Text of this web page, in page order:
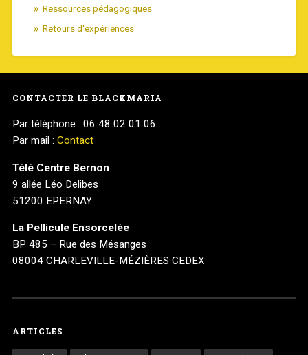
Ressources pédagogiques
Retours d'expériences
CONTACTER LE BLACKMARIA
Par téléphone : 06 48 02 01 06
Par mail : Contact
Télé Centre Bernon
9 allée Léo Delibes
51200 EPERNAY
La Pellicule Ensorcelée
BP 485 – Rue des Mésanges
08004 CHARLEVILLE-MÉZIÈRES CEDEX
ARTICLES